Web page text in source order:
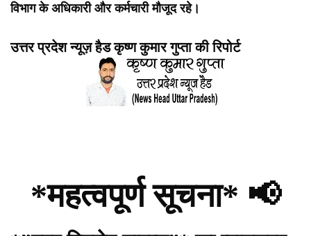
विभाग के अधिकारी और कर्मचारी मौजूद रहे।
उत्तर प्रदेश न्यूज़ हैड कृष्ण कुमार गुप्ता की रिपोर्ट
*महत्वपूर्ण सूचना* 📢